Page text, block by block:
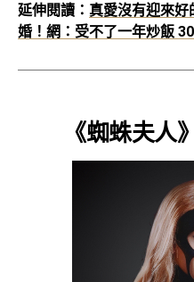
延伸閱讀： 真愛沒有迎來
婚！網：受不了一年炒飯
《蜘蛛夫人